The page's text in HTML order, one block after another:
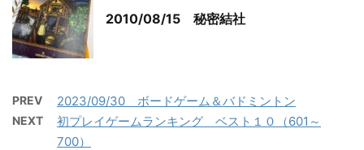
2010/08/15 秘密結社
PREV 2023/09/30 ボードゲーム＆バドミントン
NEXT
初プレイゲームランキング ベスト１０（601～
700）